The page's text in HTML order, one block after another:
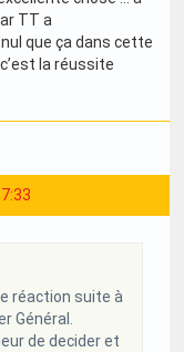
TT a
que ça dans cette
la réussite
réaction suite à
Général.
de decider et